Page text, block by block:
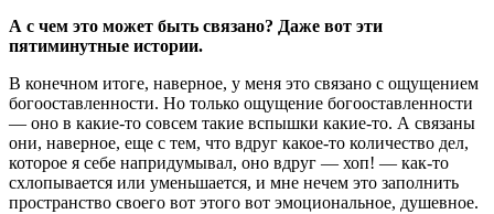
А с чем это может быть связано? Даже вот эти
пятиминутные истории.
В конечном итоге, наверное, у меня это связано с ощущением
богооставленности. Но только ощущение богооставленности
— оно в какие-то совсем такие вспышки какие-то. А связаны
они, наверное, еще с тем, что вдруг какое-то количество дел,
которое я себе напридумывал, оно вдруг — хоп! — как-то
схлопывается или уменьшается, и мне нечем это заполнить
пространство своего вот этого вот эмоциональное, душевное.